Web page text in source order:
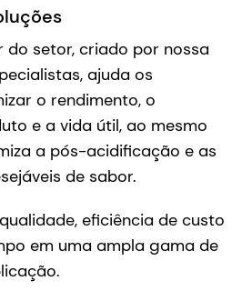
do setor, criado por nossa
ajuda os
o rendimento, o
e a vida útil, ao mesmo
a pós-acidificação e as
de sabor.
eficiência de custo
em uma ampla gama de